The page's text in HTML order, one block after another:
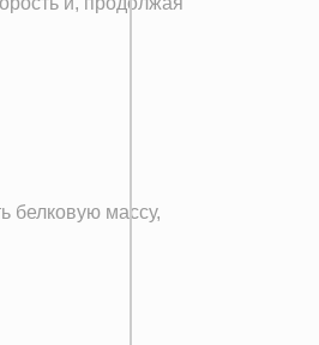
белковую массу,